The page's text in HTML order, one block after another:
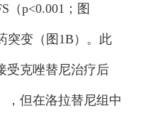
（p<0.001；图
突变（图1B）。此
受克唑替尼治疗后
，但在洛拉替尼组中